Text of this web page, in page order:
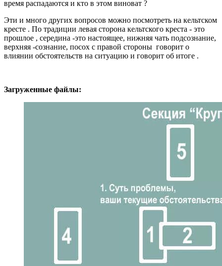
время распадаются и кто в этом виноват ?
Эти и много других вопросов можно посмотреть на кельтском
кресте . По традиции левая сторона кельтского креста - это
прошлое , середина -это настоящее, нижняя чать подсознание,
верхняя -сознание, посох с правой стороны говорит о
влиянии обстоятельств на ситуацию и говорит об итоге .
Загруженные файлы: